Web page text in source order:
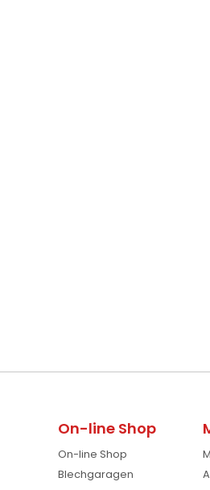
On-line Shop
On-line Shop
Blechgaragen